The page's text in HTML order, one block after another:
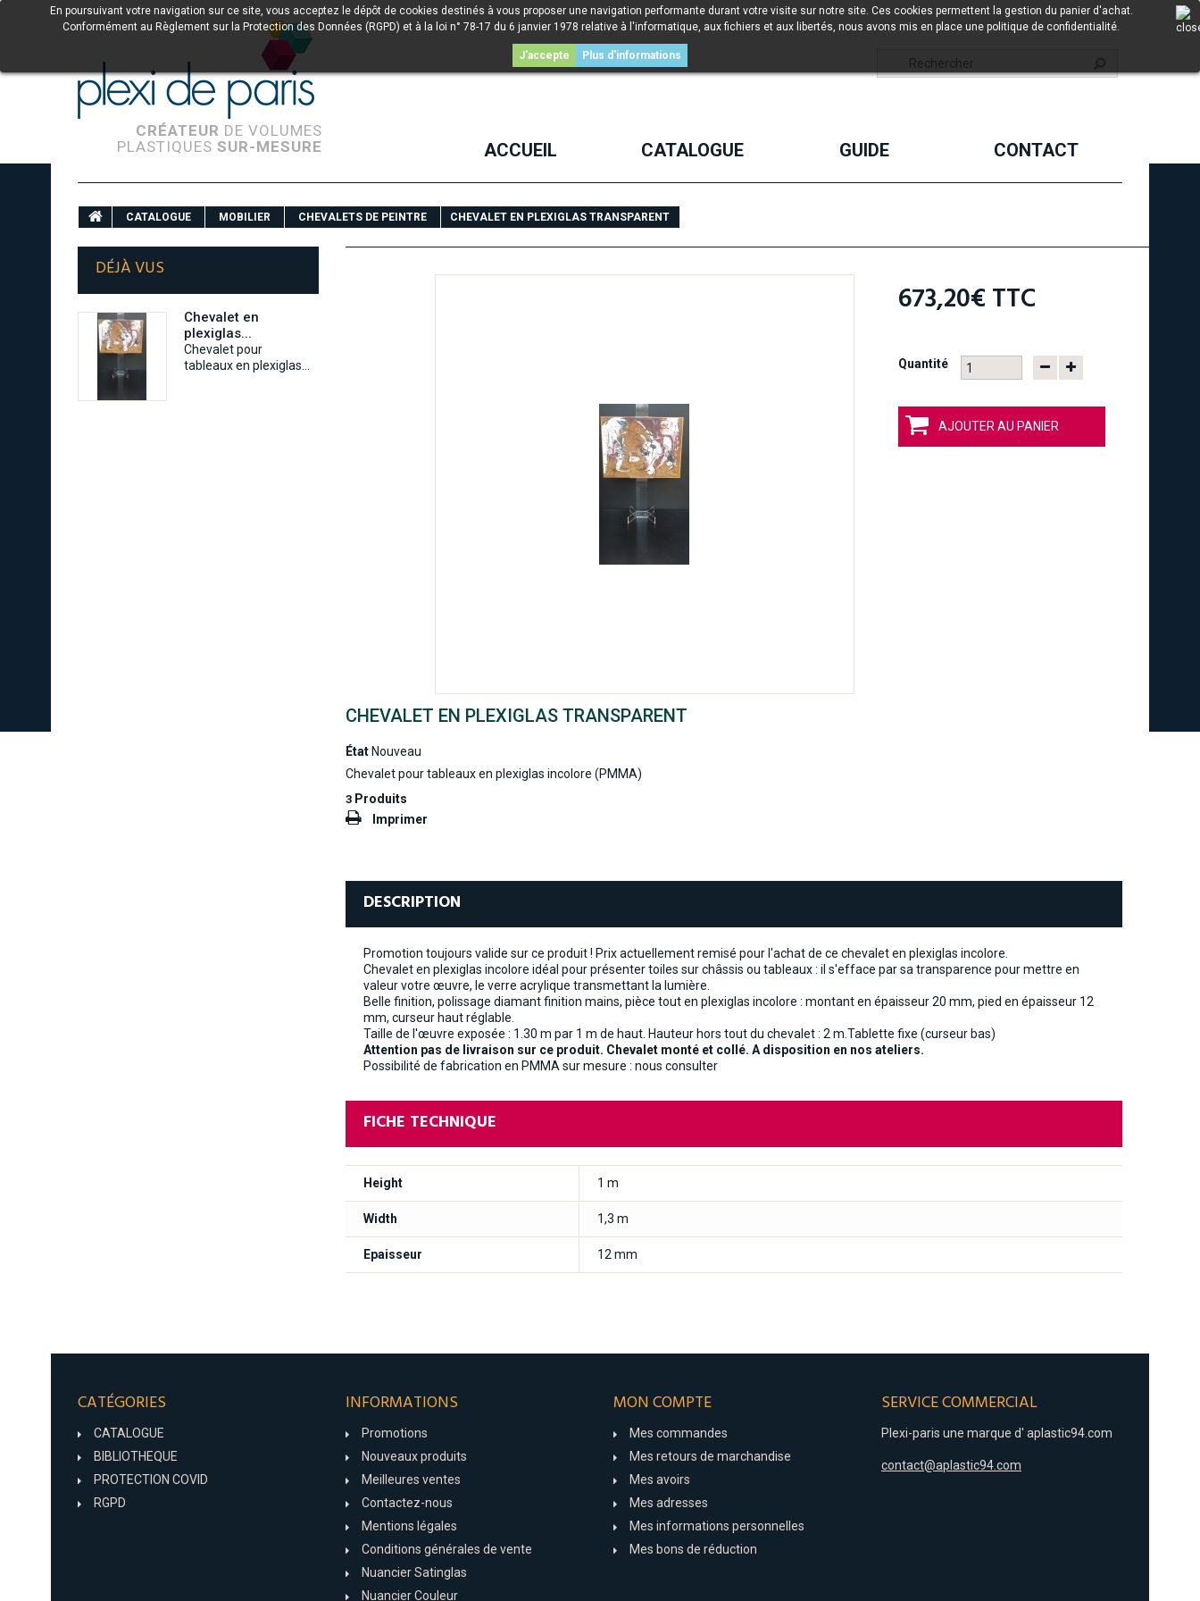
CRÉATEUR DE VOLUMES
PLASTIQUES SUR-MESURE ACCUEIL CATALOGUE GUIDE CONTACT
En poursuivant votre navigation sur ce site, vous acceptez le dépôt de cookies destinés à vous proposer une navigation performante durant votre visite sur notre site. Ces cookies permettent la gestion du panier d'achat.
Conformément au Règlement sur la Protection des Données (RGPD) et à la loi n° 78-17 du 6 janvier 1978 relative à l'informatique, aux fichiers et aux libertés, nous avons mis en place une politique de confidentialité.
J'accepte Plus d'informations
CATALOGUE MOBILIER CHEVALETS DE PEINTRE CHEVALET EN PLEXIGLAS TRANSPARENT
DÉJÀ VUS
Chevalet en
plexiglas...
Chevalet pour
tableaux en plexiglas...
CHEVALET EN PLEXIGLAS TRANSPARENT
État Nouveau
Chevalet pour tableaux en plexiglas incolore (PMMA)
3 Produits
Imprimer
673,20€TTC
Quantité
AJOUTER AU PANIER
DESCRIPTION
Promotion toujours valide sur ce produit ! Prix actuellement remisé pour l'achat de ce chevalet en plexiglas incolore.
Chevalet en plexiglas incolore idéal pour présenter toiles sur châssis ou tableaux : il s'efface par sa transparence pour mettre en
valeur votre œuvre, le verre acrylique transmettant la lumière.
Belle finition, polissage diamant finition mains, pièce tout en plexiglas incolore : montant en épaisseur 20 mm, pied en épaisseur 12
mm, curseur haut réglable.
Taille de l'œuvre exposée : 1.30 m par 1 m de haut. Hauteur hors tout du chevalet : 2 m.Tablette fixe (curseur bas)
Attention pas de livraison sur ce produit. Chevalet monté et collé. A disposition en nos ateliers.
Possibilité de fabrication en PMMA sur mesure : nous consulter
FICHE TECHNIQUE
Height 1 m
Width 1,3 m
Epaisseur 12 mm
CATÉGORIES
CATALOGUE
BIBLIOTHEQUE
PROTECTION COVID
RGPD
INFORMATIONS
Promotions
Nouveaux produits
Meilleures ventes
Contactez-nous
Mentions légales
Conditions générales de vente
Nuancier Satinglas
Nuancier Couleur
MON COMPTE
Mes commandes
Mes retours de marchandise
Mes avoirs
Mes adresses
Mes informations personnelles
Mes bons de réduction
SERVICE COMMERCIAL
Plexi-paris une marque d' aplastic94.com
contact@aplastic94.com